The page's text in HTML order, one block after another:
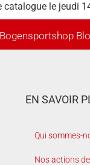
catalogue le jeudi
Bogensportshop
EN SAVOIR
Qui sommes-
Nos actions